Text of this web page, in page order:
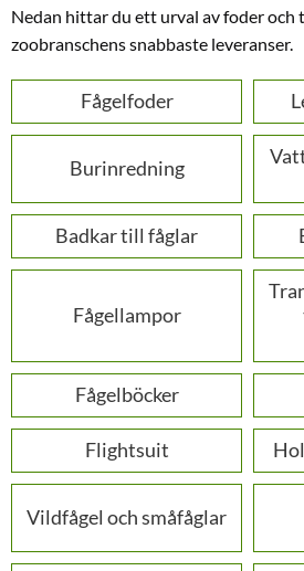
Nedan hittar du ett urval av foder och
zoobranschens snabbaste leveranser.
Fågelfoder
Burinredning
Badkar till fåglar
Fågellampor
Fågelböcker
Flightsuit
Vildfågel och småfåglar